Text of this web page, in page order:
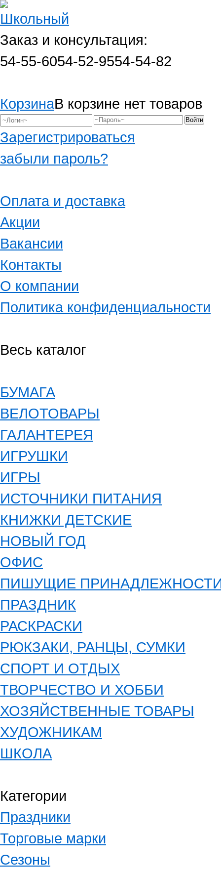
Заказ и консультация:
54-55-6054-52-9554-54-82
КорзинаВ корзине нет товаров
Зарегистрироваться
забыли пароль?
Оплата и доставка
Акции
Вакансии
Контакты
О компании
Политика конфиденциальности
Весь каталог
БУМАГА
ВЕЛОТОВАРЫ
ГАЛАНТЕРЕЯ
ИГРУШКИ
ИГРЫ
ИСТОЧНИКИ ПИТАНИЯ
КНИЖКИ ДЕТСКИЕ
НОВЫЙ ГОД
ОФИС
ПИШУЩИЕ
ПРАЗДНИК
РАСКРАСКИ
РЮКЗАКИ, РАНЦЫ, СУМКИ
СПОРТ И ОТДЫХ
ТВОРЧЕСТВО И ХОББИ
ХОЗЯЙСТВЕННЫЕ ТОВАРЫ
ХУДОЖНИКАМ
ШКОЛА
Категории
Праздники
Торговые марки
Сезоны